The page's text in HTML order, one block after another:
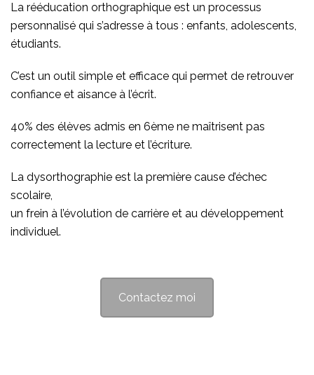
La rééducation orthographique est un processus
personnalisé qui s’adresse à tous : enfants, adolescents,
étudiants.
C’est un outil simple et efficace qui permet de retrouver
confiance et aisance à l’écrit.
40% des élèves admis en 6ème ne maîtrisent pas
correctement la lecture et l’écriture.
La dysorthographie est la première cause d’échec
scolaire,
un frein à l’évolution de carrière et au développement
individuel.
Contactez moi